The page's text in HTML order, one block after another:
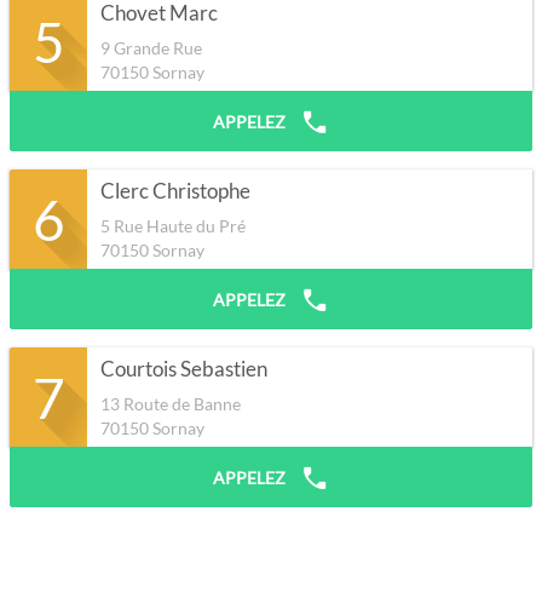
5 Chovet Marc
9 Grande Rue
70150Sornay
APPELEZ
6 Clerc Christophe
5 Rue Haute du Pré
70150Sornay
APPELEZ
7 Courtois Sebastien
13 Route de Banne
70150Sornay
APPELEZ